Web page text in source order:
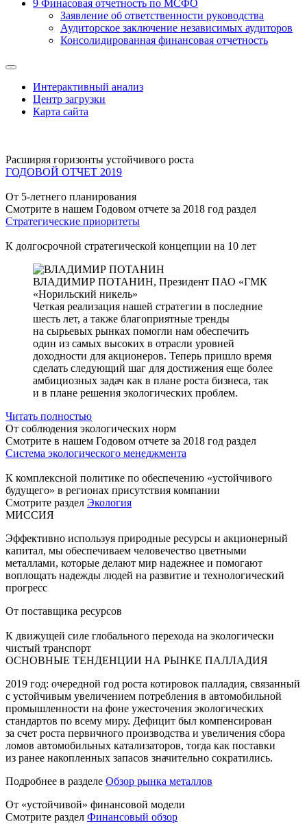
9 Финасовая отчетность по МСФО
Заявление об ответственности руководства
Аудиторское заключение независимых аудиторов
Консолидированная финансовая отчетность
Интерактивный анализ
Центр загрузки
Карта сайта
Расширяя горизонты устойчивого роста
ГОДОВОЙ ОТЧЕТ 2019
От 5-летнего планирования
Смотрите в нашем Годовом отчете за 2018 год раздел
Стратегические приоритеты
К долгосрочной стратегической концепции на 10 лет
ВЛАДИМИР ПОТАНИН, Президент ПАО «ГМК
«Норильский никель»
Четкая реализация нашей стратегии в последние
шесть лет, а также благоприятные тренды
на сырьевых рынках помогли нам обеспечить
один из самых высоких в отрасли уровней
доходности для акционеров. Теперь пришло время
сделать следующий шаг для достижения еще более
амбициозных задач как в плане роста бизнеса, так
и в плане решения экологических проблем.
Читать полностью
От соблюдения экологических норм
Смотрите в нашем Годовом отчете за 2018 год раздел
Система экологического менеджмента
К комплексной политике по обеспечению «устойчивого
будущего» в регионах присутствия компании
Смотрите раздел Экология
МИССИЯ
Эффективно используя природные ресурсы и акционерный
капитал, мы обеспечиваем человечество цветными
металлами, которые делают мир надежнее и помогают
воплощать надежды людей на развитие и технологический
прогресс
От поставщика ресурсов
К движущей силе глобального перехода на экологически
чистый транспорт
ОСНОВНЫЕ ТЕНДЕНЦИИ НА РЫНКЕ ПАЛЛАДИЯ
2019 год: очередной год роста котировок палладия, связанный
с устойчивым увеличением потребления в автомобильной
промышленности на фоне ужесточения экологических
стандартов по всему миру. Дефицит был компенсирован
за счет роста первичного производства и увеличения сбора
ломов автомобильных катализаторов, тогда как поставки
из ранее накопленных запасов значительно сократились.
Подробнее в разделе Обзор рынка металлов
От «устойчивой» финансовой модели
Смотрите раздел Финансовый обзор